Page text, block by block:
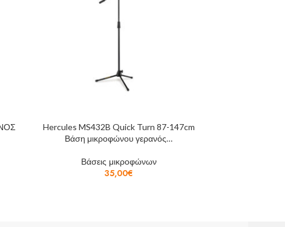
Hercules MS432B Quick Turn 87-147cm
Βάση μικροφώνου γερανός…
Βάσεις μικροφώνων
35,00€